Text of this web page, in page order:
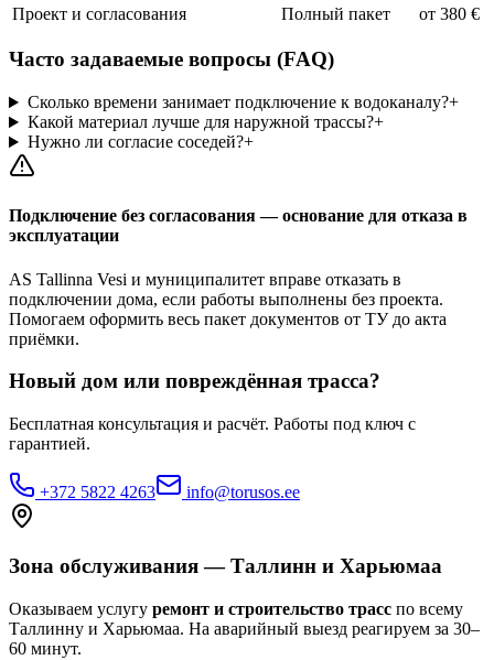
Проект и согласования
Полный пакет от 380 €
Часто задаваемые вопросы (FAQ)
Сколько времени занимает подключение к водоканалу?+
Какой материал лучше для наружной трассы?+
Нужно ли согласие соседей?+
Подключение без согласования — основание для отказа в
эксплуатации
AS Tallinna Vesi и муниципалитет вправе отказать в
подключении дома, если работы выполнены без проекта.
Помогаем оформить весь пакет документов от ТУ до акта
приёмки.
Новый дом или повреждённая трасса?
Бесплатная консультация и расчёт. Работы под ключ с
гарантией.
+372 5822 4263 info@torusos.ee
Зона обслуживания — Таллинн и Харьюмаа
Оказываем услугу ремонт и строительство трасс по всему
Таллинну и Харьюмаа. На аварийный выезд реагируем за 30–
60 минут.